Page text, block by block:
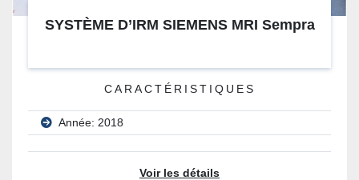
SYSTÈME D’IRM SIEMENS MRI Sempra
CARACTÉRISTIQUES
Année: 2018
Voir les détails